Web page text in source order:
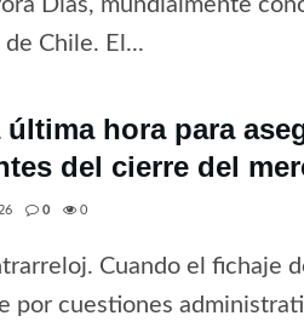
Dias, mundialmente
Chile. El...
hora para
del cierre del
0 0
Cuando el fichaje
por cuestiones